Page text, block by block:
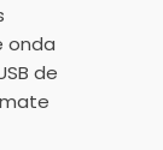
onda
de